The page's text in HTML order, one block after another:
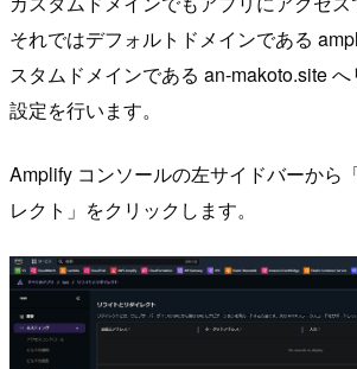
それではデフォルトドメインである
スタムドメインである an-makoto.site
設定を行います。
Amplify コンソールの左サイドバーから
レクト」をクリックします。